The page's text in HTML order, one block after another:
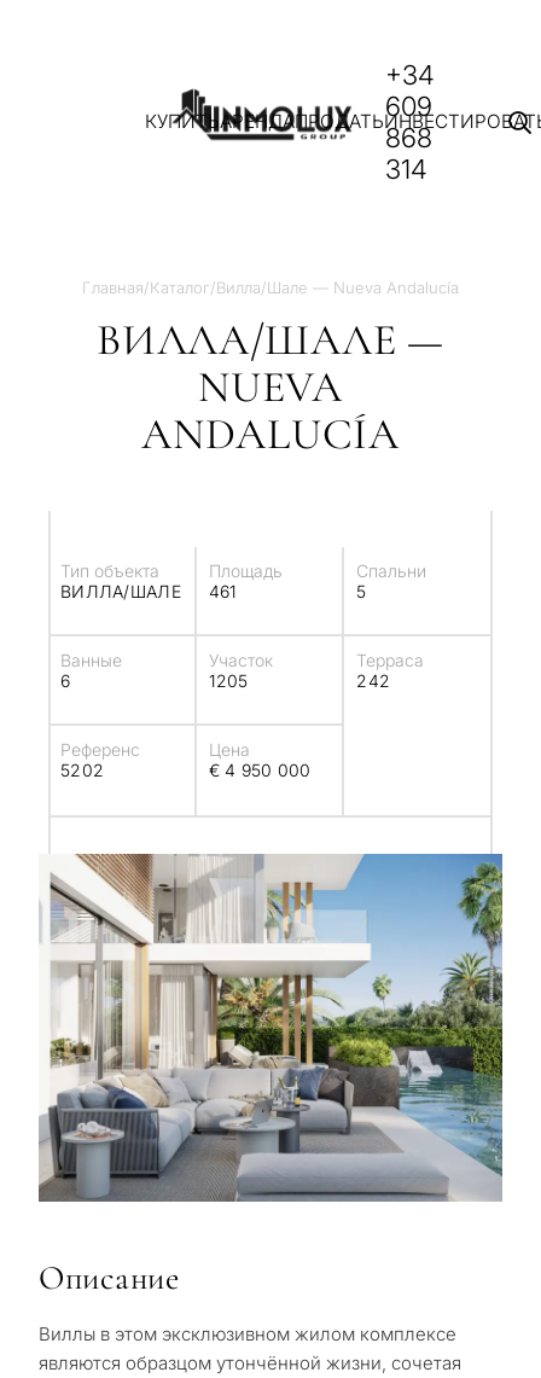
КУПИТЬАРЕНДАПРОДАТЬ
+34
609
868
314
Главная/Каталог/Вилла/Шале — Nueva Andalucía
ВИЛЛА/ШАЛЕ —
NUEVA
ANDALUCÍA
Тип объекта
ВИЛЛА/ШАЛЕ
Площадь
461
Спальни
5
Ванные
6
Участок
1205
Терраса
242
Референс
5202
Цена
€ 4 950 000
Описание
Виллы в этом эксклюзивном жилом комплексе
являются образцом утончённой жизни, сочетая